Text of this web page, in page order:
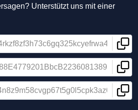
Unterstützt uns mit einer